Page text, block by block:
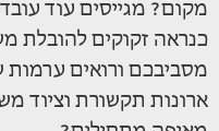
מקום? מגייסים עוד
כנראה זקוקים להובלת
מסביבכם ורואים
ארונות תקשורת וציוד